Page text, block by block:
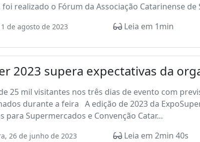
realizado o Fórum da Associação Catarinense de
de agosto de 2023 Leia em 1min
2023 supera expectativas da
25 mil visitantes nos três dias de evento com
durante a feira A edição de 2023 da
para Supermercados e Convenção Catar...
26 de junho de 2023 Leia em 2min 40s